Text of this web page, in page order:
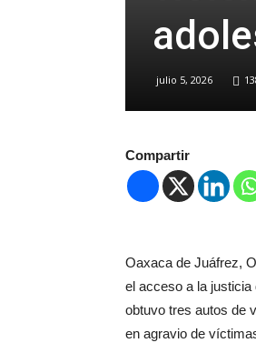
julio 5, 2026
Compartir
Oaxaca de Juáfrez,
el acceso a la
obtuvo tres autos de
en agravio de